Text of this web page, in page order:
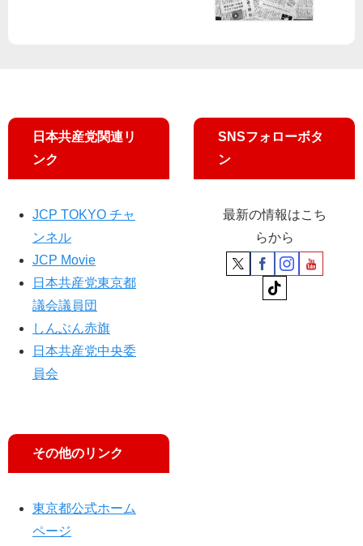
女
伝
／
怒
の
声
日本共産党関連リ
ンク
JCP TOKYO チャ
ンネル
JCP Movie
日本共産党東京都
議会議員団
しんぶん赤旗
日本共産党中央委
員会
その他のリンク
東京都公式ホーム
ページ
SNSフォローボタ
ン
最新の情報はこち
らから